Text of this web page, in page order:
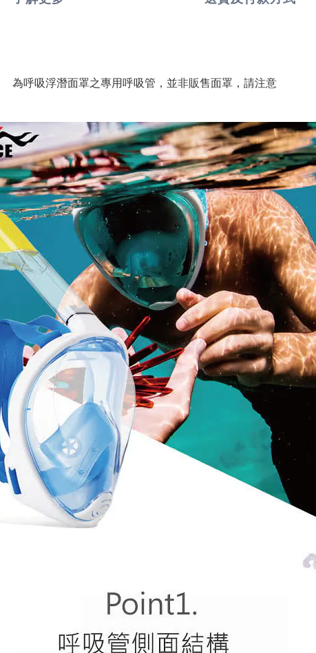
為呼吸浮潛面罩之專用呼吸管，並非販售面罩，請注意